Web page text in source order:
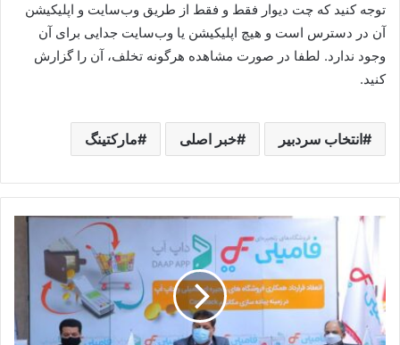
توجه کنید که چت دیوار فقط و فقط از طریق وب‌سایت و اپلیکیشن
آن در دسترس است و هیچ اپلیکیشن یا وب‌سایت جدایی برای آن
وجود ندارد. لطفا در صورت مشاهده هرگونه تخلف، آن را گزارش
کنید.
انتخاب سردبیر خبر اصلی مارکتینگ